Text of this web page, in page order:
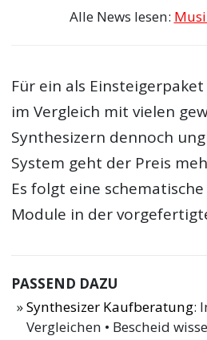
Alle News lesen:
Für ein als
im Vergleich mit vielen
Synthesizern dennoch
System geht der Preis
Es folgt eine
Module in der
PASSEND DAZU
Synthesizer Kaufberatung:
Vergleichen • Bescheid